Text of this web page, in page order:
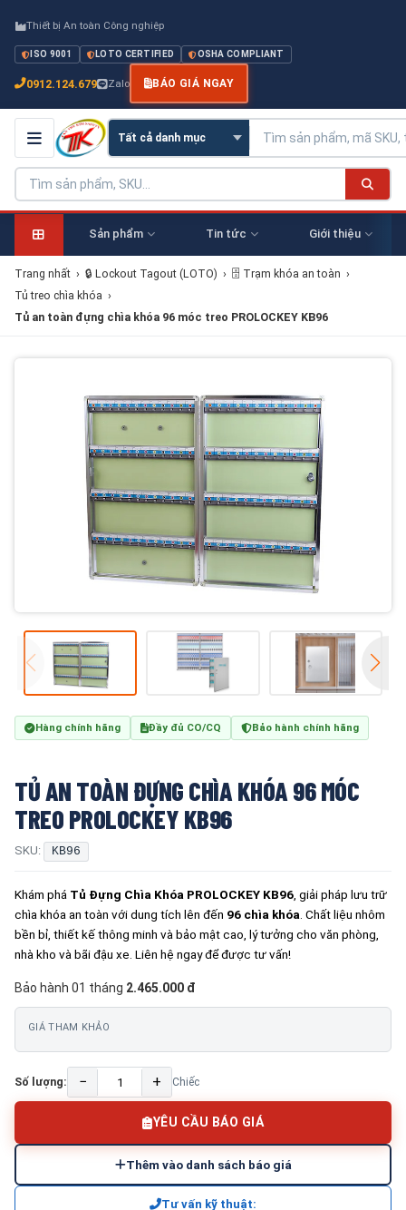
Thiết bị An toàn Công nghiệp
ISO 9001 LOTO CERTIFIED OSHA COMPLIANT
0912.124.679 Zalo BÁO GIÁ NGAY
Sản phẩm Tin tức Giới thiệu
Trang nhất › 🔒 Lockout Tagout (LOTO) › 🗄 Trạm khóa an toàn ›
Tủ treo chìa khóa ›
Tủ an toàn đựng chìa khóa 96 móc treo PROLOCKEY KB96
Hàng chính hãng Đầy đủ CO/CQ Bảo hành chính hãng
TỦ AN TOÀN ĐỰNG CHÌA KHÓA 96 MÓC
TREO PROLOCKEY KB96
SKU: KB96
Khám phá Tủ Đựng Chìa Khóa PROLOCKEY KB96 , giải pháp lưu trữ
chìa khóa an toàn với dung tích lên đến 96 chìa khóa . Chất liệu nhôm
bền bỉ, thiết kế thông minh và bảo mật cao, lý tưởng cho văn phòng,
nhà kho và bãi đậu xe. Liên hệ ngay để được tư vấn!
Bảo hành 01 tháng 2.465.000 đ
GIÁ THAM KHẢO
Số lượng: − + Chiếc
YÊU CẦU BÁO GIÁ
Thêm vào danh sách báo giá
Tư vấn kỹ thuật: